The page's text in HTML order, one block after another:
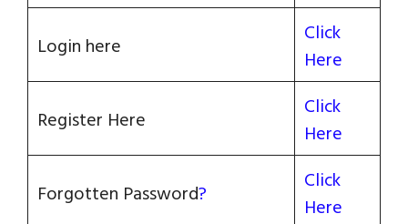
Login here
Click
Here
Register Here
Click
Here
Forgotten Password?
Click
Here